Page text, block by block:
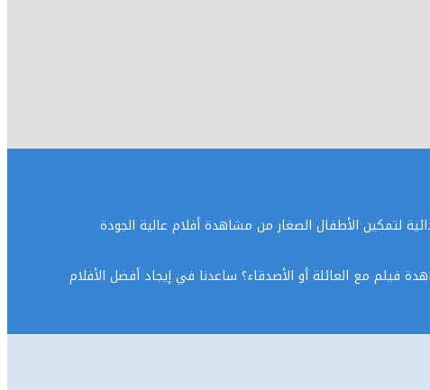
الابتدائية لتمكين الأطفال الصغار من مشاهدة أفلام عالية الجودة
فيلم مع العائلة أو الأصدقاء؟ ساعدنا في إيجاد أفضل الأفلام